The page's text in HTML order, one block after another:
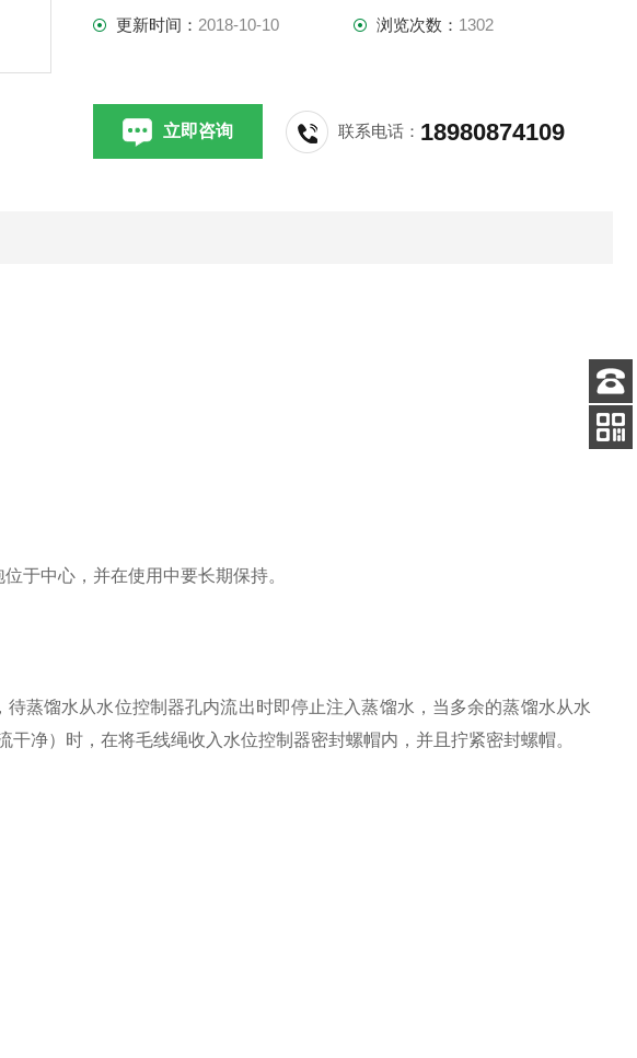
净）时，在将毛线绳收入水位控制器密封螺帽内，并且拧紧密封
4、装好温度计和压力计。（每一
更新时间： 2018-10-10 浏览次数： 1302
立即咨询 联系电话： 18980874109
于中心，并在使用中要长期保持。
蒸馏水从水位控制器孔内流出时即停止注入蒸馏水，当多余的蒸馏水从水
净）时，在将毛线绳收入水位控制器密封螺帽内，并且拧紧密封螺帽。
客服
电话